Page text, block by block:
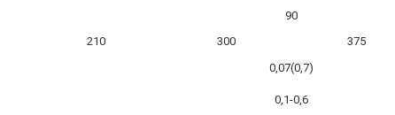
90
210 300 375
0,07(0,7)
0,1-0,6